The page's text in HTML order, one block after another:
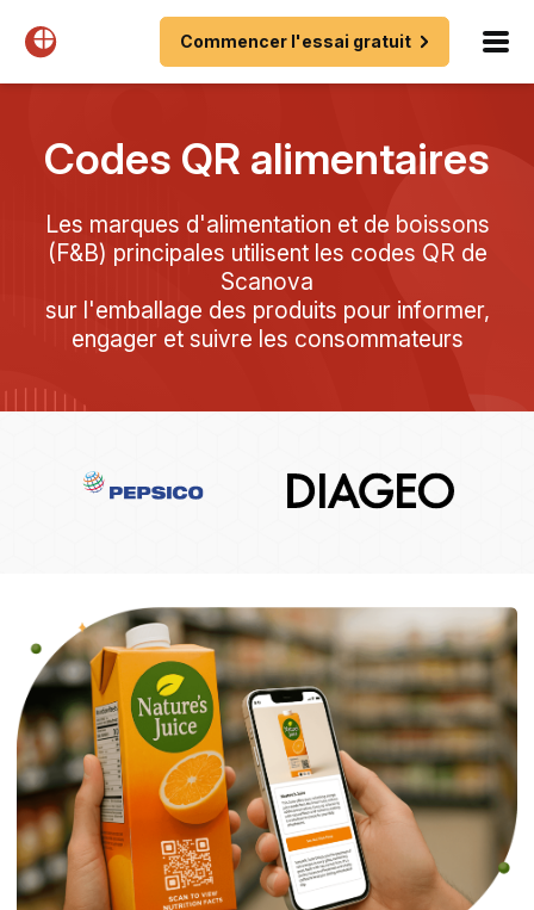
Commencer l'essai gratuit
Codes QR alimentaires
Les marques d'alimentation et de boissons
(F&B) principales utilisent les codes QR de
Scanova
sur l'emballage des produits pour informer,
engager et suivre les consommateurs